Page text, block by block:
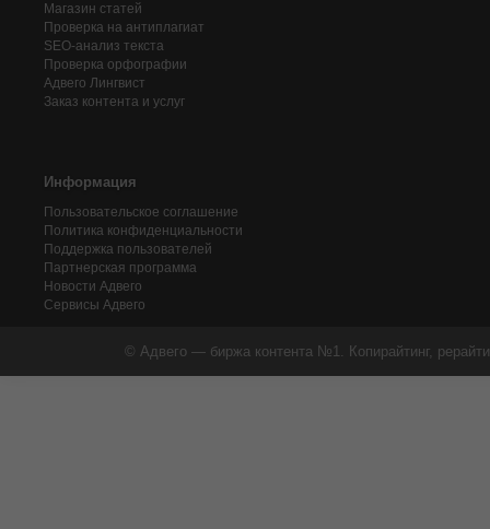
Магазин статей
Проверка на антиплагиат
SEO-анализ текста
Проверка орфографии
Адвего Лингвист
Заказ контента и услуг
Информация
Пользовательское соглашение
Политика конфиденциальности
Поддержка пользователей
Партнерская программа
Новости Адвего
Сервисы Адвего
© Адвего — биржа контента №1. Копирайтинг,